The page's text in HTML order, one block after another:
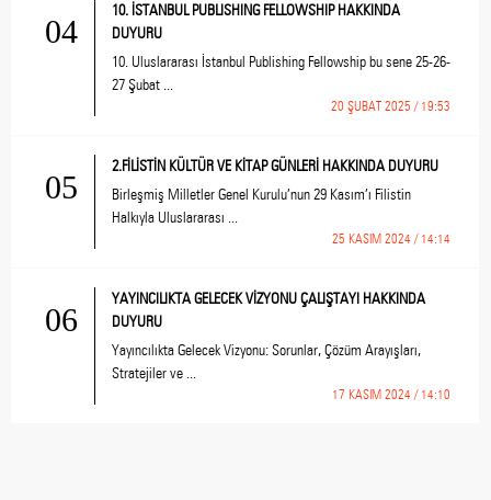
04
10. İSTANBUL PUBLISHING FELLOWSHIP HAKKINDA
DUYURU
10. Uluslararası İstanbul Publishing Fellowship bu sene 25-26-
27 Şubat ...
20 ŞUBAT 2025 / 19:53
05
2.FİLİSTİN KÜLTÜR VE KİTAP GÜNLERİ HAKKINDA DUYURU
Birleşmiş Milletler Genel Kurulu’nun 29 Kasım’ı Filistin
Halkıyla Uluslararası ...
25 KASIM 2024 / 14:14
06
YAYINCILIKTA GELECEK VİZYONU ÇALIŞTAYI HAKKINDA
DUYURU
Yayıncılıkta Gelecek Vizyonu: Sorunlar, Çözüm Arayışları,
Stratejiler ve ...
17 KASIM 2024 / 14:10